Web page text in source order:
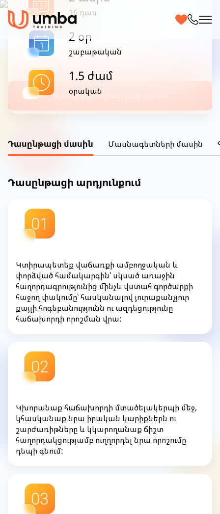
անհատական դասընթաց |
ՕՆԼԱՅՆ
Սովորեք Ձեզ հարմար ժամերին և Ձեզ հարմար
Գրանցվել անվճար բաց դասին
16 դաս
2 օր
շաբաթական
1.5 ժամ
օրական
Դասընթացի մասին Մասնագետների մասին
Դասընթացի արդյունքում
Կտիրապետեք վաճառքի ամբողջական և
փորձված համակարգին՝ սկսած առաջին
հաղորդագրությունից մինչև վստահ գործարքի
հաջող փակումը՝ հասկանալով յուրաքանչյուր
քայլի հոգեբանությունն ու ազդեցությունը
հաճախորդի որոշման վրա:
Կխորանաք հաճախորդի մտածելակերպի մեջ,
կհասկանաք նրա իրական կարիքներն ու
շարժառիթները և կկարողանաք ճիշտ
հաղորդակցությամբ ուղղորդել նրա որոշումը
դեպի գնում: